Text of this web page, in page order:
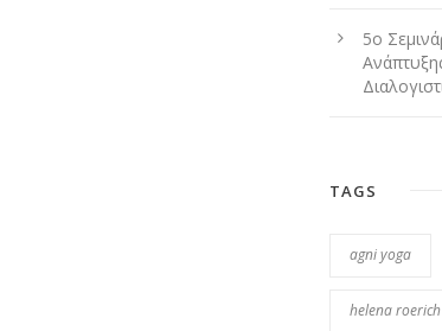
5ο
TAGS
agni yoga
helena roerich